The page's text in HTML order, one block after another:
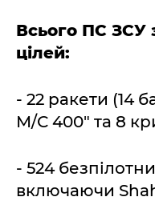
Всього ПС ЗСУ
цілей:
- 22 ракети (14
М/С 400" та 8
- 524
включаючи